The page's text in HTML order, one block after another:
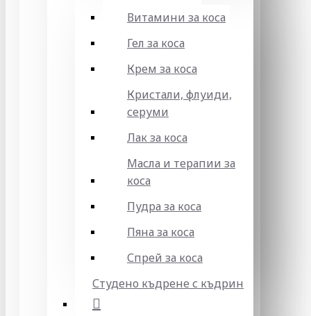
Витамини за коса
Гел за коса
Крем за коса
Кристали, флуиди,
серуми
Лак за коса
Масла и терапии за
коса
Пудра за коса
Пяна за коса
Спрей за коса
Студено къдрене с къдрин